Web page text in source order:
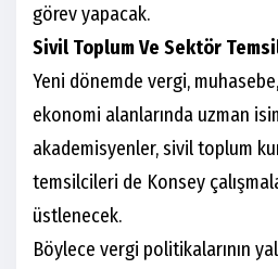
görev yapacak.
Sivil Toplum Ve Sektör
Yeni dönemde vergi,
ekonomi alanlarında uzman
akademisyenler, sivil toplum
temsilcileri de Konsey
üstlenecek.
Böylece vergi politikalarının